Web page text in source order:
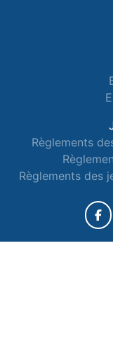
Règlements
Règlements des